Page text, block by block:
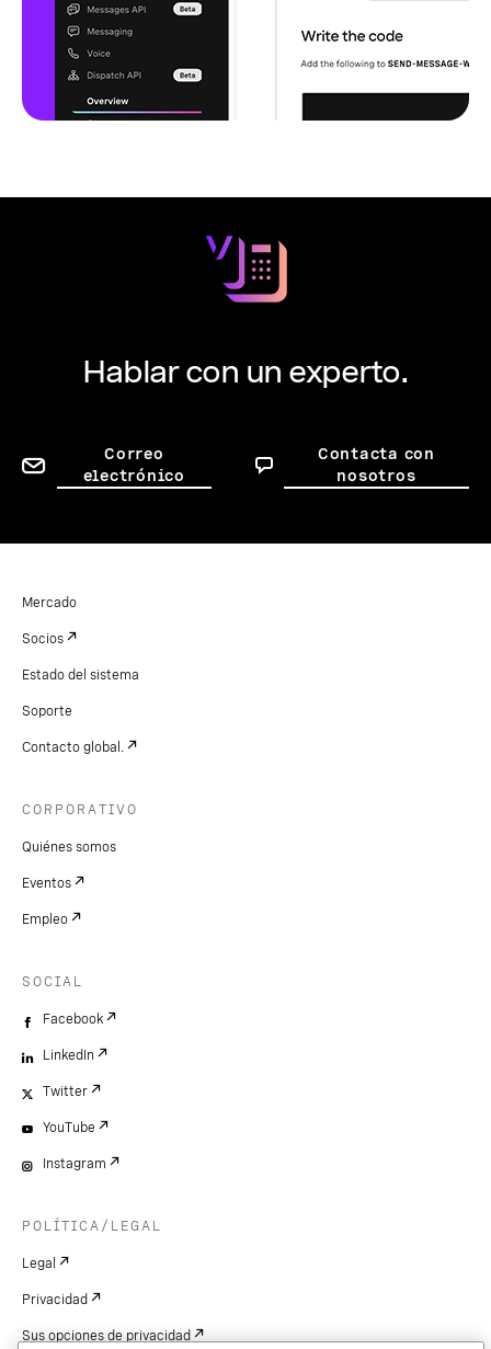
Hablar con un experto.
Correo
electrónico
Contacta con
nosotros
Mercado
Socios
Estado del sistema
Soporte
Contacto global.
CORPORATIVO
Quiénes somos
Eventos
Empleo
SOCIAL
Facebook
LinkedIn
Twitter
YouTube
Instagram
POLÍTICA/LEGAL
Legal
Privacidad
Sus opciones de privacidad